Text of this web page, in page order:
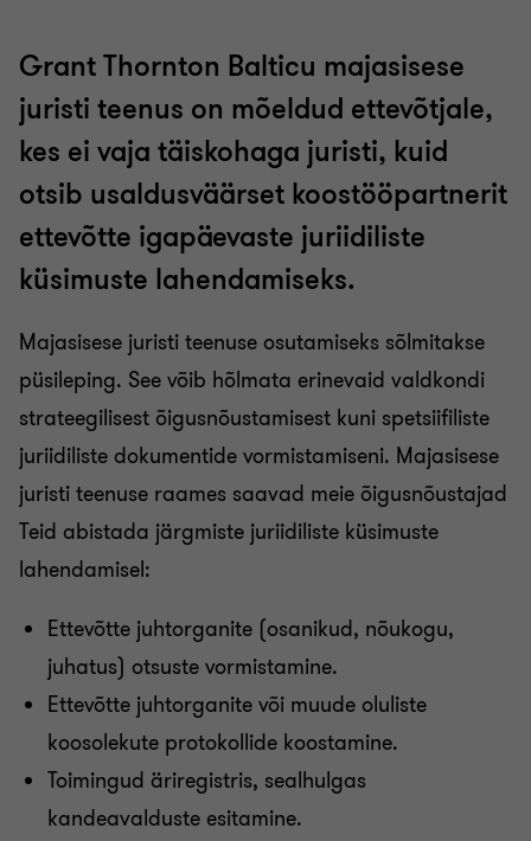
Grant Thornton Balticu majasisese
juristi teenus on mõeldud ettevõtjale,
kes ei vaja täiskohaga juristi, kuid
otsib usaldusväärset koostööpartnerit
ettevõtte igapäevaste juriidiliste
küsimuste lahendamiseks.
Majasisese juristi teenuse osutamiseks sõlmitakse
püsileping. See võib hõlmata erinevaid valdkondi
strateegilisest õigusnõustamisest kuni spetsiifiliste
juriidiliste dokumentide vormistamiseni. Majasisese
juristi teenuse raames saavad meie õigusnõustajad
Teid abistada järgmiste juriidiliste küsimuste
lahendamisel:
Ettevõtte juhtorganite (osanikud, nõukogu,
juhatus) otsuste vormistamine.
Ettevõtte juhtorganite või muude oluliste
koosolekute protokollide koostamine.
Toimingud äriregistris, sealhulgas
kandeavalduste esitamine.